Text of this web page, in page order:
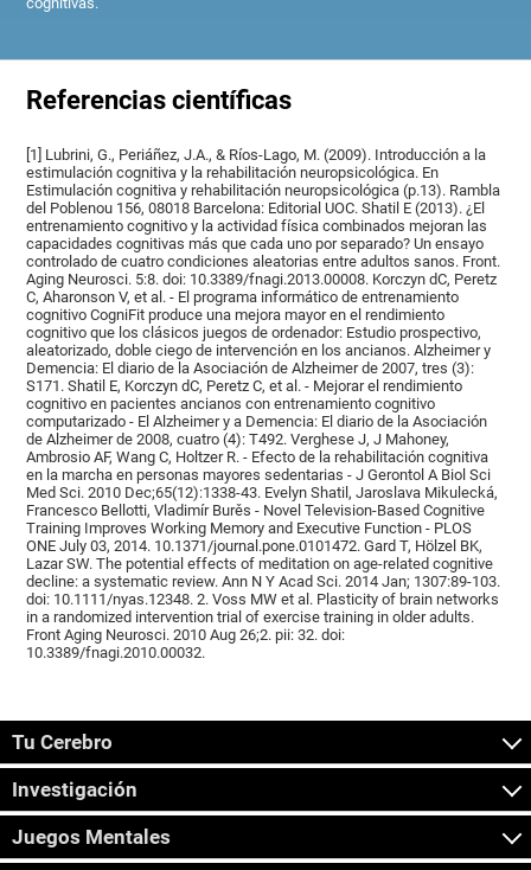
Referencias científicas
[1] Lubrini, G., Periáñez, J.A., & Ríos-Lago, M. (2009). Introducción a la
estimulación cognitiva y la rehabilitación neuropsicológica. En
Estimulación cognitiva y rehabilitación neuropsicológica (p.13). Rambla
del Poblenou 156, 08018 Barcelona: Editorial UOC. Shatil E (2013). ¿El
entrenamiento cognitivo y la actividad física combinados mejoran las
capacidades cognitivas más que cada uno por separado? Un ensayo
controlado de cuatro condiciones aleatorias entre adultos sanos. Front.
Aging Neurosci. 5:8. doi: 10.3389/fnagi.2013.00008. Korczyn dC, Peretz
C, Aharonson V, et al. - El programa informático de entrenamiento
cognitivo CogniFit produce una mejora mayor en el rendimiento
cognitivo que los clásicos juegos de ordenador: Estudio prospectivo,
aleatorizado, doble ciego de intervención en los ancianos. Alzheimer y
Demencia: El diario de la Asociación de Alzheimer de 2007, tres (3):
S171. Shatil E, Korczyn dC, Peretz C, et al. - Mejorar el rendimiento
cognitivo en pacientes ancianos con entrenamiento cognitivo
computarizado - El Alzheimer y a Demencia: El diario de la Asociación
de Alzheimer de 2008, cuatro (4): T492. Verghese J, J Mahoney,
Ambrosio AF, Wang C, Holtzer R. - Efecto de la rehabilitación cognitiva
en la marcha en personas mayores sedentarias - J Gerontol A Biol Sci
Med Sci. 2010 Dec;65(12):1338-43. Evelyn Shatil, Jaroslava Mikulecká,
Francesco Bellotti, Vladimír Burěs - Novel Television-Based Cognitive
Training Improves Working Memory and Executive Function - PLOS
ONE July 03, 2014. 10.1371/journal.pone.0101472. Gard T, Hölzel BK,
Lazar SW. The potential effects of meditation on age-related cognitive
decline: a systematic review. Ann N Y Acad Sci. 2014 Jan; 1307:89-103.
doi: 10.1111/nyas.12348. 2. Voss MW et al. Plasticity of brain networks
in a randomized intervention trial of exercise training in older adults.
Front Aging Neurosci. 2010 Aug 26;2. pii: 32. doi:
10.3389/fnagi.2010.00032.
Tu Cerebro
Investigación
Juegos Mentales